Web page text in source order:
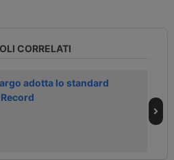
CORRELATI
adotta lo standard